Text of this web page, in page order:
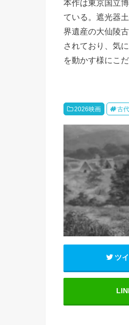
本作は東京国立
ている。遮光器
界遺産の大仙陵
されており、気
を動かす様にこ
2026映画 古
ツ